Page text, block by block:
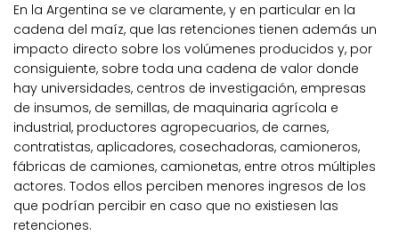
En la Argentina se ve claramente, y en particular en la
cadena del maíz, que las retenciones tienen además un
impacto directo sobre los volúmenes producidos y, por
consiguiente, sobre toda una cadena de valor donde
hay universidades, centros de investigación, empresas
de insumos, de semillas, de maquinaria agrícola e
industrial, productores agropecuarios, de carnes,
contratistas, aplicadores, cosechadoras, camioneros,
fábricas de camiones, camionetas, entre otros múltiples
actores. Todos ellos perciben menores ingresos de los
que podrían percibir en caso que no existiesen las
retenciones.